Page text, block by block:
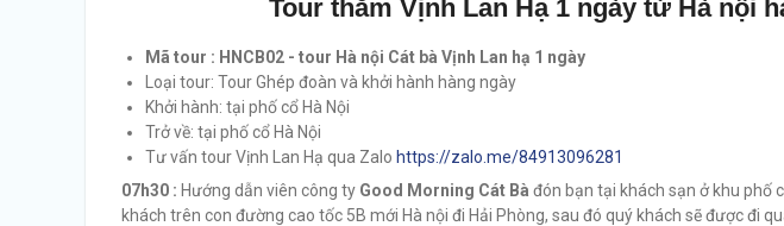
Tour thăm Vịnh Lan Hạ 1 ngày từ Hà nội
Mã tour : HNCB02 - tour Hà nội Cát bà Vịnh Lan hạ 1 ngày
Loại tour: Tour Ghép đoàn và khởi hành hàng ngày
Khởi hành: tại phố cổ Hà Nội
Trở về: tại phố cổ Hà Nội
Tư vấn tour Vịnh Lan Hạ qua Zalo https://zalo.me/84913096281
07h30 : Hướng dẫn viên công ty Good Morning Cát Bà đón bạn tại khách sạn ở khu phố
khách trên con đường cao tốc 5B mới Hà nội đi Hải Phòng, sau đó quý khách sẽ được đi